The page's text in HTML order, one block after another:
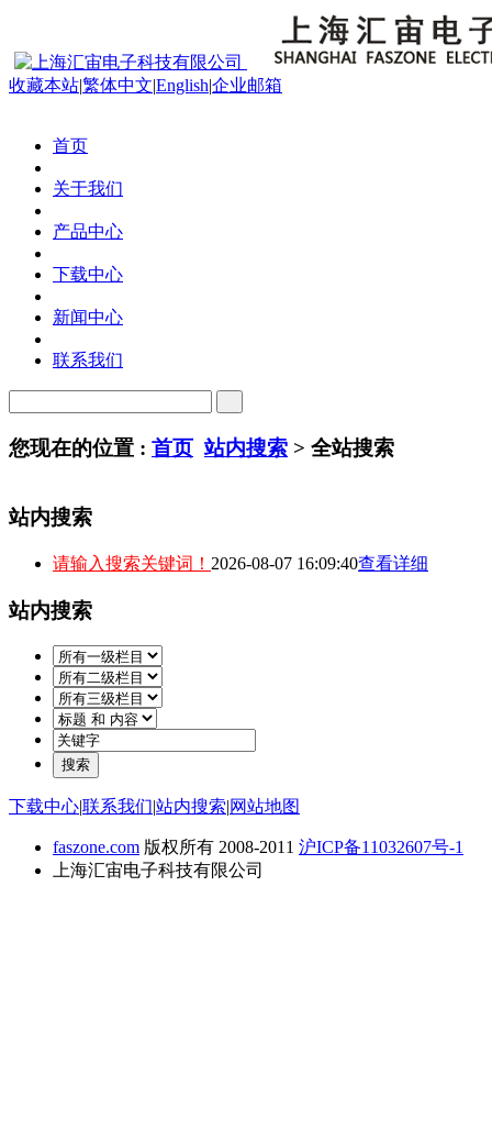
收藏本站|繁体中文|English|企业邮箱
首页
关于我们
产品中心
下载中心
新闻中心
联系我们
您现在的位置 : 首页 站内搜索 > 全站搜索
站内搜索
请输入搜索关键词！ 2026-08-07 16:09:40查看详细
站内搜索
下载中心|联系我们|站内搜索|网站地图
faszone.com 版权所有 2008-2011 沪ICP备11032607号-1
上海汇宙电子科技有限公司